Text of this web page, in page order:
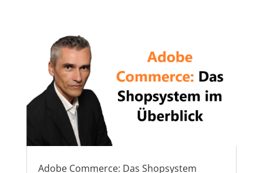
Adobe Commerce: Das Shopsystem